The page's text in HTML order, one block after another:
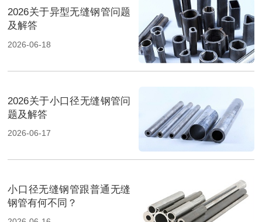
2026关于异型无缝钢管问题
及解答
2026-06-18
2026关于小口径无缝钢管问
题及解答
2026-06-17
小口径无缝钢管跟普通无缝
钢管有何不同？